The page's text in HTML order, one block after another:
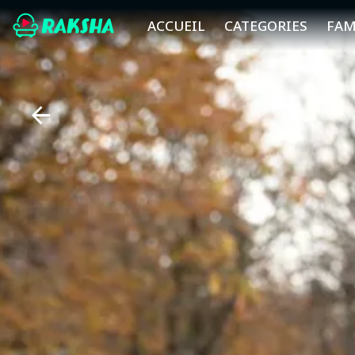
ACCUEIL CATEGORIES